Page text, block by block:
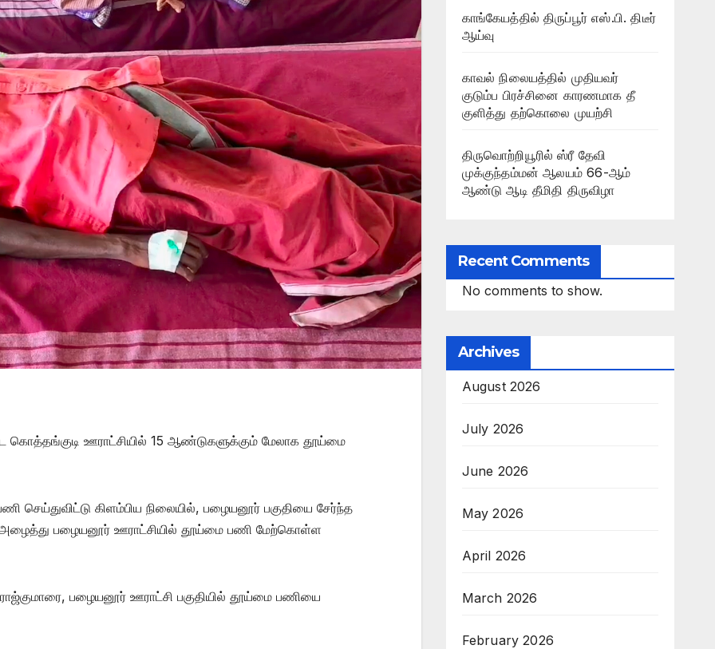
கொத்தங்குடி ஊராட்சியில் 15 ஆண்டுகளுக்கும் மேலாக தூய்மை
கிளம்பிய நிலையில், பழையனூர் பகுதியை சேர்ந்த
பழையனூர் ஊராட்சியில் தூய்மை பணி மேற்கொள்ள
பழையனூர் ஊராட்சி பகுதியில் தூய்மை பணியை
காங்கேயத்தில் திருப்பூர் எஸ்.பி. திடீர்
ஆய்வு
காவல் நிலையத்தில் முதியவர்
குடும்ப பிரச்சினை காரணமாக தீ
குளித்து தற்கொலை முயற்சி
திருவொற்றியூரில் ஸ்ரீ தேவி
முக்குந்தம்மன் ஆலயம் 66-ஆம்
ஆண்டு ஆடி தீமிதி திருவிழா
Recent Comments
No comments to show.
Archives
August 2026
July 2026
June 2026
May 2026
April 2026
March 2026
February 2026